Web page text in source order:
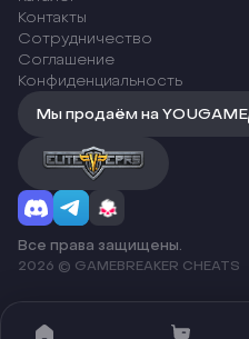
Контакты
Сотрудничество
Соглашение
Конфиденциальность
Мы продаём на YOUGAME
Все права защищены.
2026 © GAMEBREAKER CHEATS